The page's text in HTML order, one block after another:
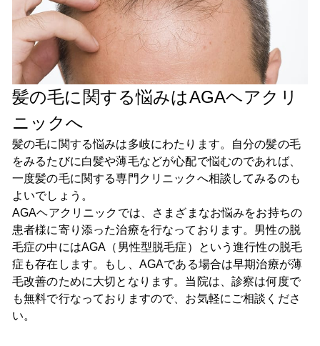
髪の毛に関する悩みはAGAヘアクリ
ニックへ
髪の毛に関する悩みは多岐にわたります。自分の髪の毛
をみるたびに白髪や薄毛などが心配で悩むのであれば、
一度髪の毛に関する専門クリニックへ相談してみるのも
よいでしょう。
AGAヘアクリニックでは、さまざまなお悩みをお持ちの
患者様に寄り添った治療を行なっております。男性の脱
毛症の中にはAGA（男性型脱毛症）という進行性の脱毛
症も存在します。もし、AGAである場合は早期治療が薄
毛改善のために大切となります。当院は、診察は何度で
も無料で行なっておりますので、お気軽にご相談くださ
い。